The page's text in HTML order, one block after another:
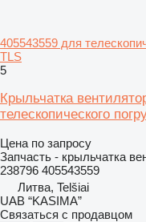
405543559 для
TLS
5
Крыльчатка
телескопического
Цена по запросу
Запчасть - крыльчатка
238796 405543559
Литва, Telšiai
UAB “KASIMA”
Связаться с продавцом